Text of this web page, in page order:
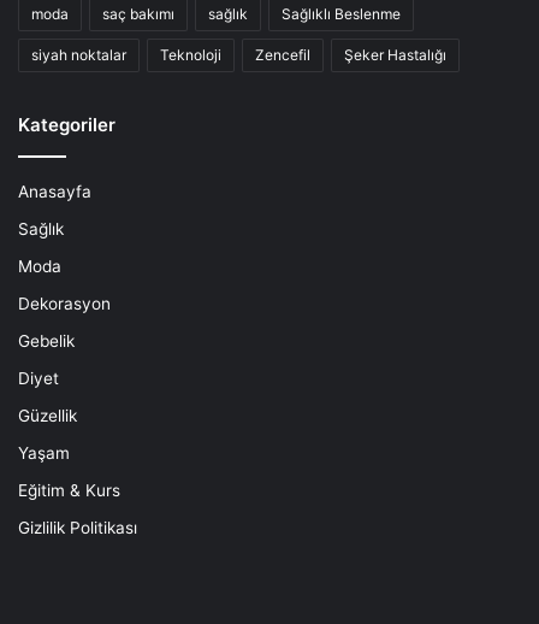
moda saç bakımı sağlık Sağlıklı Beslenme
siyah noktalar Teknoloji Zencefil Şeker Hastalığı
Kategoriler
Anasayfa
Sağlık
Moda
Dekorasyon
Gebelik
Diyet
Güzellik
Yaşam
Eğitim & Kurs
Gizlilik Politikası